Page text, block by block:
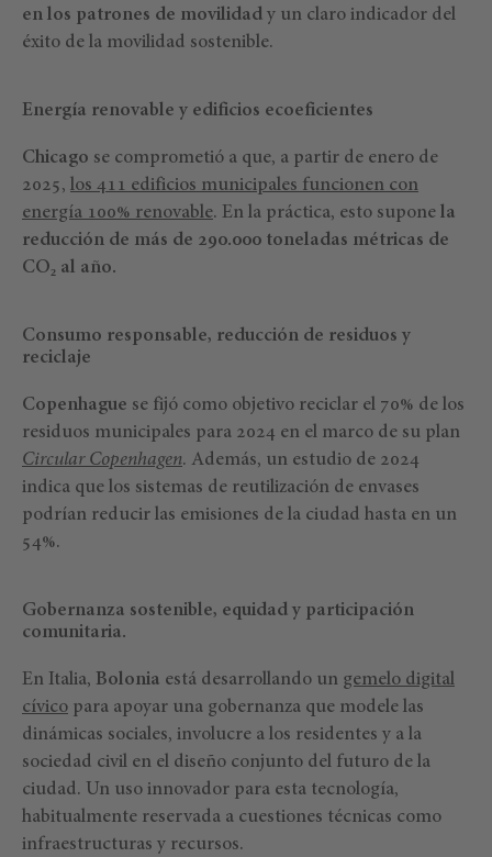
en los patrones de movilidad y un claro indicador del
éxito de la movilidad sostenible.
Energía renovable y edificios ecoeficientes
Chicago se comprometió a que, a partir de enero de
2025, los 411 edificios municipales funcionen con
energía 100% renovable. En la práctica, esto supone la
reducción de más de 290.000 toneladas métricas de
CO₂ al año.
Consumo responsable, reducción de residuos y
reciclaje
Copenhague se fijó como objetivo reciclar el 70% de los
residuos municipales para 2024 en el marco de su plan
Circular Copenhagen. Además, un estudio de 2024
indica que los sistemas de reutilización de envases
podrían reducir las emisiones de la ciudad hasta en un
54%.
Gobernanza sostenible, equidad y participación
comunitaria.
En Italia, Bolonia está desarrollando un gemelo digital
cívico para apoyar una gobernanza que modele las
dinámicas sociales, involucre a los residentes y a la
sociedad civil en el diseño conjunto del futuro de la
ciudad. Un uso innovador para esta tecnología,
habitualmente reservada a cuestiones técnicas como
infraestructuras y recursos.